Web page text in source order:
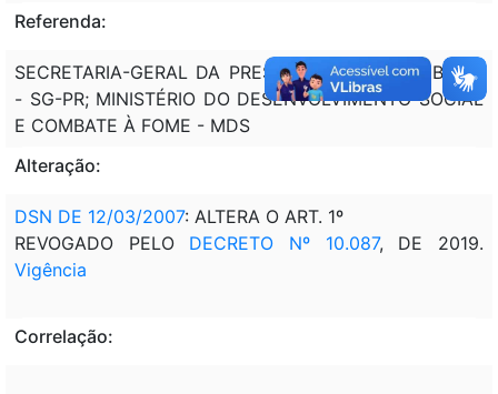
Referenda:
SECRETARIA-GERAL DA PRESIDÊNCIA DA REPÚBLICA
- SG-PR; MINISTÉRIO DO DESENVOLVIMENTO SOCIAL
E COMBATE À FOME - MDS
Alteração:
DSN DE 12/03/2007: ALTERA O ART. 1º
REVOGADO PELO DECRETO Nº 10.087, DE 2019.
Vigência
Correlação: